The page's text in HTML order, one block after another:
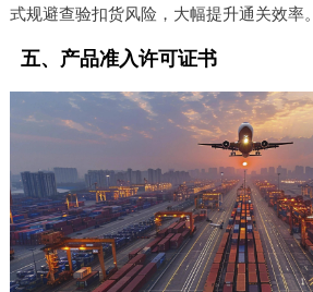
式规避查验扣货风险，大幅提升通关效率。
五、产品准入许可证书